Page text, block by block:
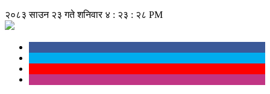
२०८३ साउन २३ गते शनिवार ४ : २३ : २८ PM